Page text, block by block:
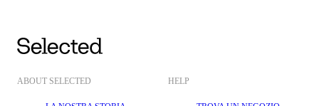
ABOUT SELECTED HELP